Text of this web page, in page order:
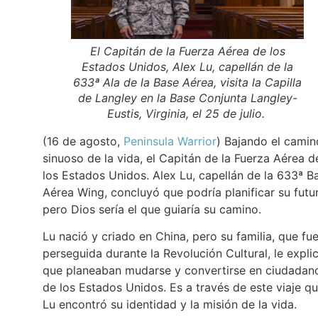
El Capitán de la Fuerza Aérea de los
Estados Unidos, Alex Lu, capellán de la
633ª Ala de la Base Aérea, visita la Capilla
de Langley en la Base Conjunta Langley-
Eustis, Virginia, el 25 de julio.
(16 de agosto, Peninsula Warrior) Bajando el
sinuoso de la vida, el Capitán de la Fuerza Aérea
los Estados Unidos. Alex Lu, capellán de la 633ª
Aérea Wing, concluyó que podría planificar su
pero Dios sería el que guiaría su camino.
Lu nació y criado en China, pero su familia, que fue
perseguida durante la Revolución Cultural, le
que planeaban mudarse y convertirse en
de los Estados Unidos. Es a través de este viaje
Lu encontró su identidad y la misión de la vida.